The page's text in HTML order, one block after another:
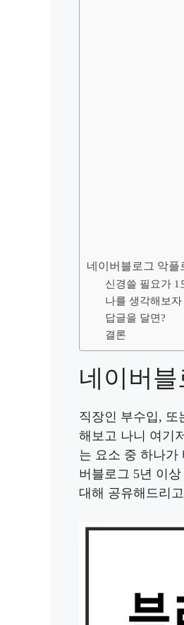
네이버블로그 악플
신경쓸 필요가 1
나를 생각해보자
답글을 달면?
결론
네이버
직장인 부수입, 또
해보고 나니 여기
는 요소 중 하나가
버블로그 5년 이
대해 공유해드리